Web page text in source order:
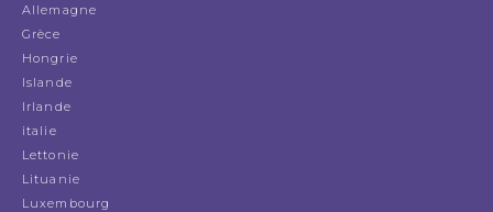
Allemagne
Grèce
Hongrie
Islande
Irlande
italie
Lettonie
Lituanie
Luxembourg